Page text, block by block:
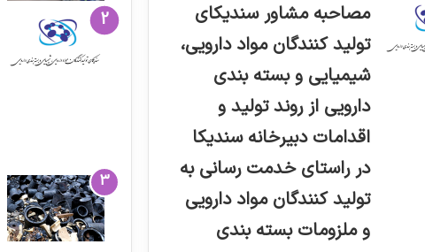
مصاحبه مشاور سندیکای
تولید کنندگان مواد دارویی،
شیمیایی و بسته بندی
دارویی از روند تولید و
اقدامات دبیرخانه سندیکا
در راستای خدمت رسانی به
تولید کنندگان مواد دارویی
و ملزومات بسته بندی